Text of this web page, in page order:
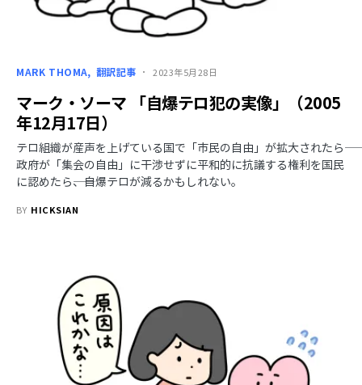
MARK THOMA 翻訳記事 2023年5月28日
マーク・ソーマ 「自爆テロ犯の実像」（2005
年12月17日）
テロ組織が産声を上げている国で「市民の自由」が拡大されたら――
政府が「集会の自由」に干渉せずに平和的に抗議する権利を国民
に認めたら――、自爆テロが減るかもしれない。
BY HICKSIAN